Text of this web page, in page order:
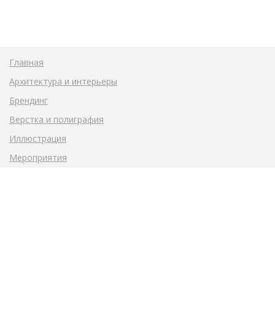
Главная
Архитектура и интерьеры
Брендинг
Верстка и полиграфия
Иллюстрация
Мероприятия